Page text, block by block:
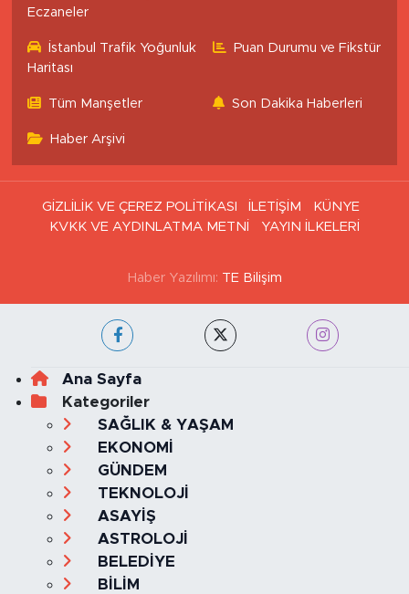
Eczaneler
İstanbul Trafik Yoğunluk
Haritası
Puan Durumu ve Fikstür
Tüm Manşetler Son Dakika Haberleri
Haber Arşivi
GİZLİLİK VE ÇEREZ POLİTİKASI İLETİŞİM
KÜNYE
KVKK VE AYDINLATMA METNİ
YAYIN İLKELERİ
Haber Yazılımı: TE Bilişim
Ana Sayfa
Kategoriler
SAĞLIK & YAŞAM
EKONOMİ
GÜNDEM
TEKNOLOJİ
ASAYİŞ
ASTROLOJİ
BELEDİYE
BİLİM